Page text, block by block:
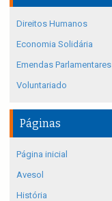
Direitos Humanos
Economia Solidária
Emendas Parlamentares
Voluntariado
Páginas
Página inicial
Avesol
História